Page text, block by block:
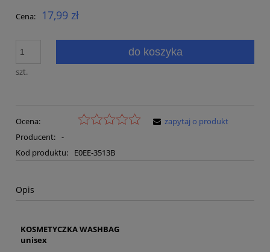
Cena: 17,99 zł
szt.
do koszyka
Ocena:
Producent: -
Kod produktu:
E0EE-3513B
zapytaj o produkt
Opis
KOSMETYCZKA WASHBAG
unisex